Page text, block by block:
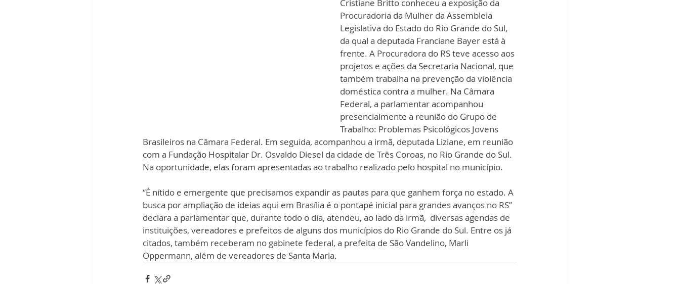
Cristiane Britto conheceu a exposição da
Procuradoria da Mulher da Assembleia
Legislativa do Estado do Rio Grande do Sul,
da qual a deputada Franciane Bayer está à
frente. A Procuradora do RS teve acesso aos
projetos e ações da Secretaria Nacional, que
também trabalha na prevenção da violência
doméstica contra a mulher. Na Câmara
Federal, a parlamentar acompanhou
presencialmente a reunião do Grupo de
Trabalho: Problemas Psicológicos Jovens
Brasileiros na Câmara Federal. Em seguida, acompanhou a irmã, deputada Liziane, em reunião
com a Fundação Hospitalar Dr. Osvaldo Diesel da cidade de Três Coroas, no Rio Grande do Sul.
Na oportunidade, elas foram apresentadas ao trabalho realizado pelo hospital no município.
“É nítido e emergente que precisamos expandir as pautas para que ganhem força no estado. A
busca por ampliação de ideias aqui em Brasília é o pontapé inicial para grandes avanços no RS”
declara a parlamentar que, durante todo o dia, atendeu, ao lado da irmã,  diversas agendas de
instituições, vereadores e prefeitos de alguns dos municípios do Rio Grande do Sul. Entre os já
citados, também receberam no gabinete federal, a prefeita de São Vandelino, Marli
Oppermann, além de vereadores de Santa Maria.